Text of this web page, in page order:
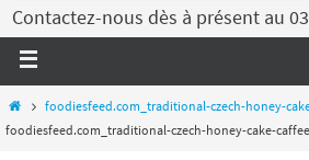
Contactez-nous dès à présent au
foodiesfeed.com_traditional-czech-honey-
foodiesfeed.com_traditional-czech-honey-cake-